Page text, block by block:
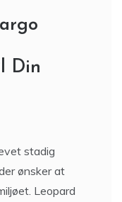
Din
stadig
ønsker at
Leopard